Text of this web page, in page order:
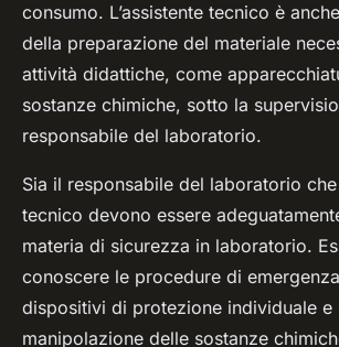
consumo. L’assistente tecnico è
della preparazione del materiale
attività didattiche, come
sostanze chimiche, sotto la
responsabile del laboratorio.
Sia il responsabile del laboratorio che
tecnico devono essere
materia di sicurezza in laboratorio.
conoscere le procedure di
dispositivi di protezione individuale e
manipolazione delle sostanze